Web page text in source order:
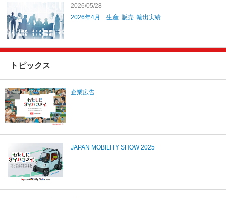
2026/05/28
2026年4月 生産･販売･輸出実績
トピックス
企業広告
JAPAN MOBILITY SHOW 2025